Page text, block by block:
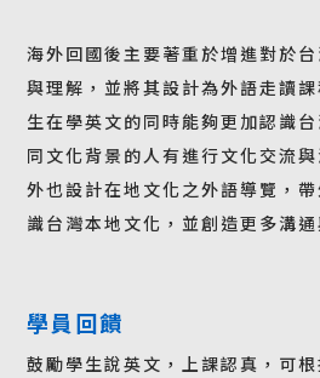
海外回國後主要著重於增進對於
與理解，並將其設計為外語走讀
生在學英文的同時能夠更加認識
同文化背景的人有進行文化交流
外也設計在地文化之外語導覽，
識台灣本地文化，並創造更多溝通
學員回饋
鼓勵學生說英文，上課認真，可